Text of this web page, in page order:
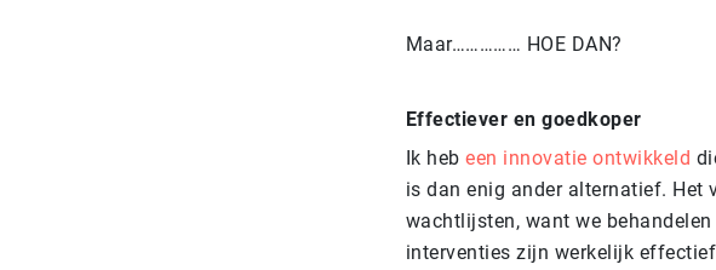
Maar…………… HOE DAN?
Effectiever en goedkoper
Ik heb een innovatie ontwikkeld
is dan enig ander alternatief. Het
wachtlijsten, want we
interventies zijn werkelijk